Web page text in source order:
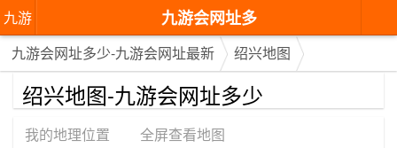
九游
会网
址多
少-九
九游会网址多
少-九游会网址
最新
九游会网址多少-九游会网址最新 绍兴地图
绍兴地图-九游会网址多少
我的地理位置 全屏查看地图